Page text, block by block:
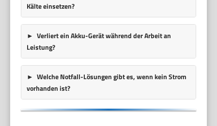
Kälte einsetzen?
Verliert ein Akku-Gerät während der Arbeit an
Leistung?
Welche Notfall-Lösungen gibt es, wenn kein Strom
vorhanden ist?